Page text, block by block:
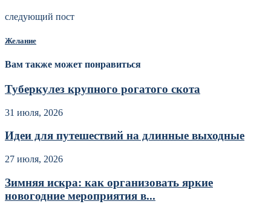
следующий пост
Желание
Вам также может понравиться
Туберкулез крупного рогатого скота
31 июля, 2026
Идеи для путешествий на длинные выходные
27 июля, 2026
Зимняя искра: как организовать яркие
новогодние мероприятия в...